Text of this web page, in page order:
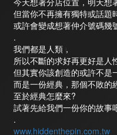
但當你不再擁有獨特或話題
或許會變成想著仲介號碼幾
.
我們都是人類，
所以不斷的求好再更好是人
但其實你該創造的或許不是
而是一份經典，那個不敗的
至於經典怎麼來?
試著先給我們一份你的故事
.
www.hiddenthepin.com.tw